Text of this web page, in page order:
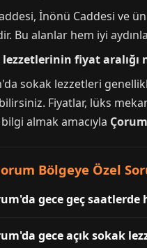
İnönü Caddesi ve
Bu alanlar hem iyi
fiyat aralığı
sokak lezzetleri
Fiyatlar, lüks
almak amacıyla
Bölgeye Özel
gece geç
gece açık sokak